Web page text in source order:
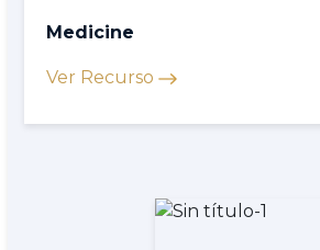
Medicine
Ver Recurso